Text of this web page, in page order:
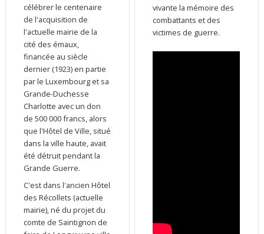
célébrer le centenaire
de l'acquisition de
l'actuelle mairie de la
cité des émaux,
financée au siècle
dernier (1923) en partie
par le Luxembourg et sa
Grande-Duchesse
Charlotte avec un don
de 500 000 francs, alors
que l'Hôtel de Ville, situé
dans la ville haute, avait
été détruit pendant la
Grande Guerre.
C'est dans l'ancien Hôtel
des Récollets (actuelle
mairie), né du projet du
comte de Saintignon de
vivante la mémoire des
combattants et des
victimes de guerre.